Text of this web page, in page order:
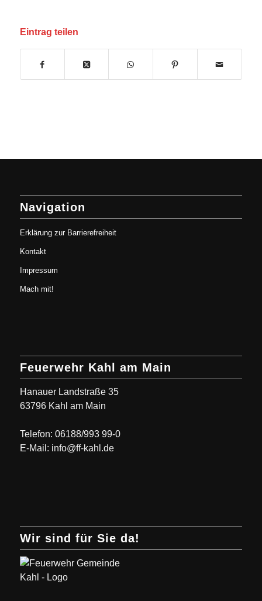
Eintrag teilen
Navigation
Erklärung zur Barrierefreiheit
Kontakt
Impressum
Mach mit!
Feuerwehr Kahl am Main
Hanauer Landstraße 35
63796 Kahl am Main
Telefon: 06188/993 99-0
E-Mail: info@ff-kahl.de
Wir sind für Sie da!